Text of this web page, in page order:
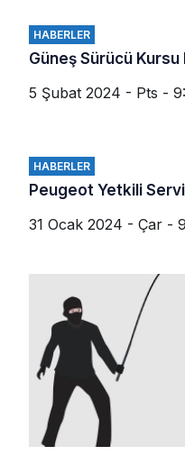
HABERLER
Güneş Sürücü
5 Şubat 2024 - Pts -
HABERLER
Peugeot Yetkili
31 Ocak 2024 - Çar -